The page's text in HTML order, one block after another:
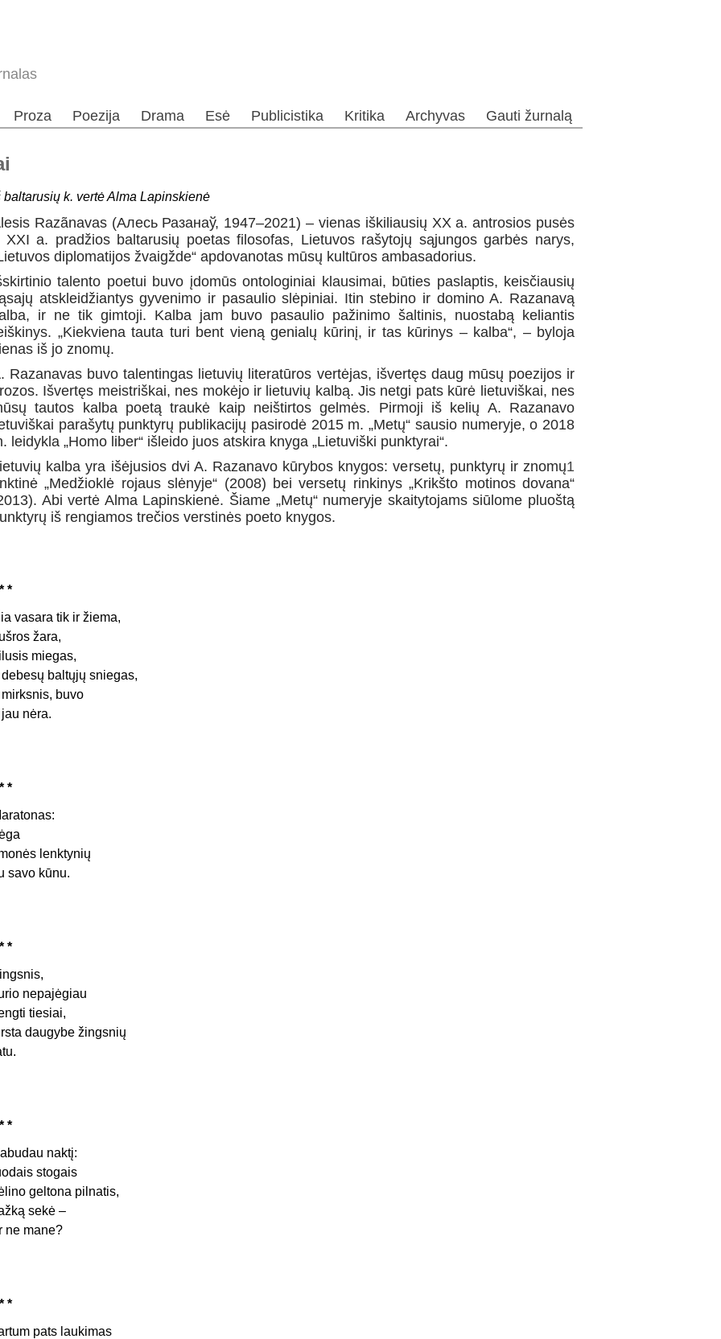
Proza Poezija Drama Esė Publicistika Kritika Archyvas Gauti žurnalą
baltarusių k. vertė Alma Lapinskienė
Razãnavas (Алесь Разанаў, 1947–2021) – vienas iškiliausių XX a. antrosios pusės
XXI a. pradžios baltarusių poetas filosofas, Lietuvos rašytojų sąjungos garbės narys,
diplomatijos žvaigžde“ apdovanotas mūsų kultūros ambasadorius.
talento poetui buvo įdomūs ontologiniai klausimai, būties paslaptis, keisčiausių
atskleidžiantys gyvenimo ir pasaulio slėpiniai. Itin stebino ir domino A. Razanavą
ir ne tik gimtoji. Kalba jam buvo pasaulio pažinimo šaltinis, nuostabą keliantis
„Kiekviena tauta turi bent vieną genialų kūrinį, ir tas kūrinys – kalba“, – byloja
iš jo znomų.
Razanavas buvo talentingas lietuvių literatūros vertėjas, išvertęs daug mūsų poezijos ir
Išvertęs meistriškai, nes mokėjo ir lietuvių kalbą. Jis netgi pats kūrė lietuviškai, nes
tautos kalba poetą traukė kaip neištirtos gelmės. Pirmoji iš kelių A. Razanavo
parašytų punktyrų publikacijų pasirodė 2015 m. „Metų“ sausio numeryje, o 2018
leidykla „Homo liber“ išleido juos atskira knyga „Lietuviški punktyrai“.
kalba yra išėjusios dvi A. Razanavo kūrybos knygos: versetų, punktyrų ir znomų1
„Medžioklė rojaus slėnyje“ (2008) bei versetų rinkinys „Krikšto motinos dovana“
Abi vertė Alma Lapinskienė. Šiame „Metų“ numeryje skaitytojams siūlome pluoštą
iš rengiamos trečios verstinės poeto knygos.
*
vasara tik ir žiema,
žara,
miegas,
debesų baltųjų sniegas,
mirksnis, buvo
jau nėra.
*
lenktynių
savo kūnu.
*
nepajėgiau
tiesiai,
daugybe žingsnių
*
naktį:
stogais
geltona pilnatis,
sekė –
ne mane?
*
pats laukimas